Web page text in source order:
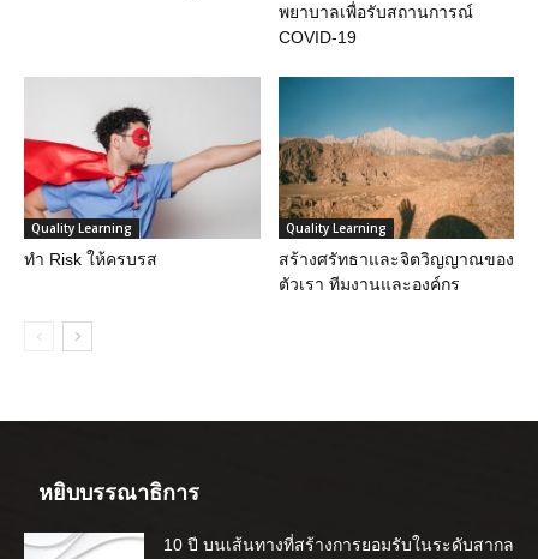
พยาบาลเพื่อรับสถานการณ์
COVID-19
Quality Learning
ทำ Risk ให้ครบรส
Quality Learning
สร้างศรัทธาและจิตวิญญาณของ
ตัวเรา ทีมงานและองค์กร
หยิบบรรณาธิการ
10 ปี บนเส้นทางที่สร้างการยอมรับในระดับสากล